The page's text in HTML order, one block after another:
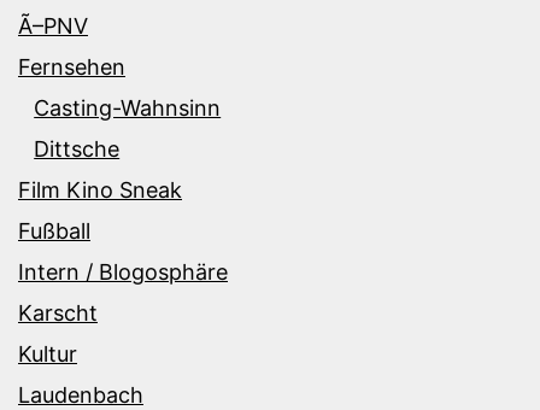
Ã–PNV
Fernsehen
Casting-Wahnsinn
Dittsche
Film Kino Sneak
Fußball
Intern / Blogosphäre
Karscht
Kultur
Laudenbach